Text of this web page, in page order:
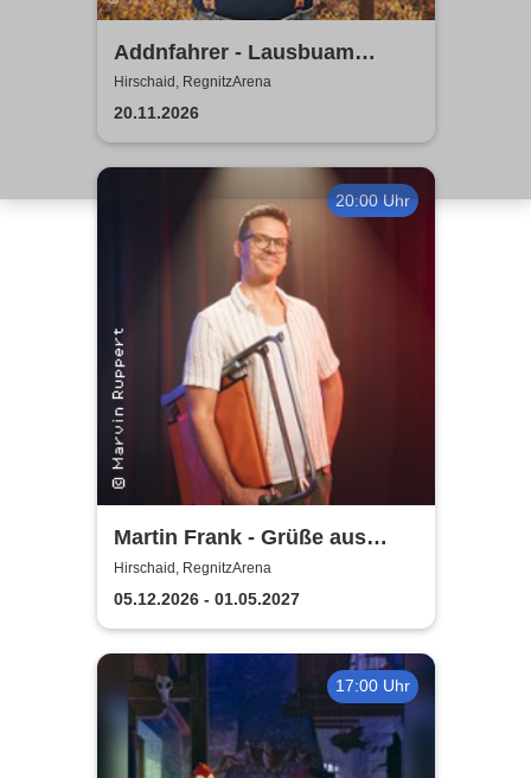
Addnfahrer - Lausbuam
Gschicht'n
Hirschaid, RegnitzArena
20.11.2026
20:00 Uhr
Martin Frank - Grüße aus
Allegro Süd
Hirschaid, RegnitzArena
05.12.2026 - 01.05.2027
17:00 Uhr